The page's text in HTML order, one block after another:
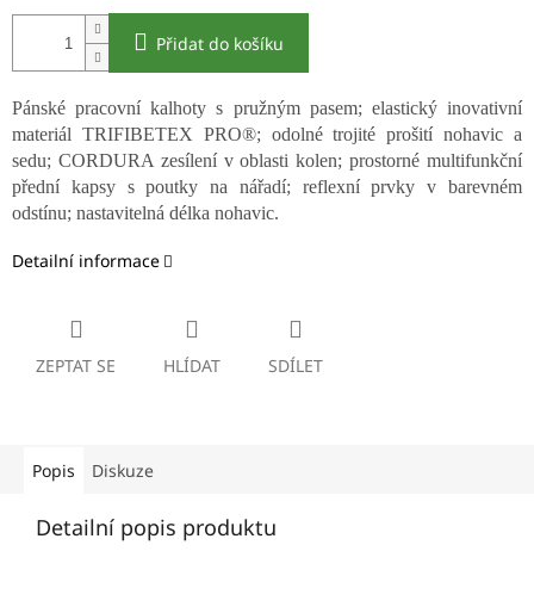
Přidat do košíku
Pánské pracovní kalhoty s pružným pasem; elastický inovativní
materiál TRIFIBETEX PRO®; odolné trojité prošití nohavic a
sedu; CORDURA zesílení v oblasti kolen; prostorné multifunkční
přední kapsy s poutky na nářadí; reflexní prvky v barevném
odstínu; nastavitelná délka nohavic.
Detailní informace
ZEPTAT SE HLÍDAT SDÍLET
Popis Diskuze
Detailní popis produktu